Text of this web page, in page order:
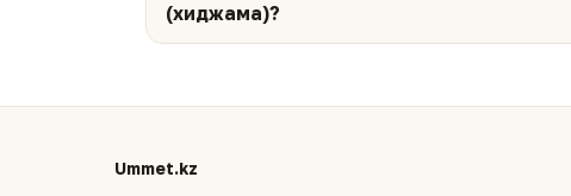
(хиджама)?
Ummet.kz